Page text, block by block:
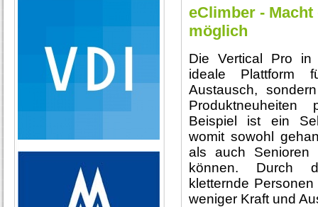
eClimber -
möglich
Die Vertical Pro in
ideale Plattform
Austausch,
Beispiel ist ein
womit sowohl
als auch Senioren
können. Durch
kletternde
weniger Kraft und